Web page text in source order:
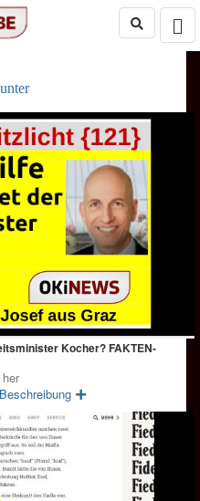
Kocher? FAKTEN-
Beschreibung